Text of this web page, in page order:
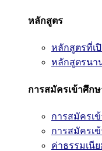
หลักสูตร
หลักสูตรที่เ
หลักสูตรนา
การสมัครเข้าศึก
การสมัครเ
การสมัครเ
ค่าธรรมเนี